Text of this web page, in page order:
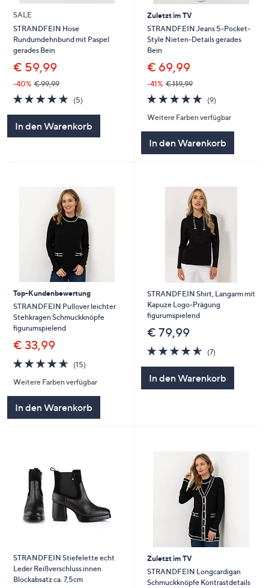
SALE
STRANDFEIN Hose
Rundumdehnbund mit Paspel
gerades Bein
€ 59,99
-40% € 99,99
5.0
von
(5)5
In den Warenkorb
Zuletzt im TV
STRANDFEIN Jeans 5-Pocket-
Style Nieten-Details gerades
Bein
€ 69,99
-41% € 119,99
4.7
von
5
(9)9
Weitere Farben verfügbar
In den Warenkorb
Top-Kundenbewertung
STRANDFEIN Pullover leichter
Stehkragen Schmuckknöpfe
figurumspielend
€ 33,99
4.6
von
5
(15)15
Weitere Farben verfügbar
In den Warenkorb
STRANDFEIN Shirt, Langarm mit
Kapuze Logo-Prägung
figurumspielend
€ 79,99
4.6
von
(7)7
In den Warenkorb
STRANDFEIN Stiefelette echt
Leder Reißverschluss innen
Blockabsatz ca. 7,5cm
Zuletzt im TV
STRANDFEIN Longcardigan
Schmuckknöpfe Kontrastdetails